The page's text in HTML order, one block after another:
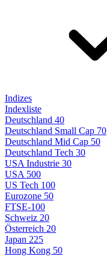
Indizes
Indexliste
Deutschland 40
Deutschland Small Cap 70
Deutschland Mid Cap 50
Deutschland Tech 30
USA Industrie 30
USA 500
US Tech 100
Eurozone 50
FTSE-100
Schweiz 20
Österreich 20
Japan 225
Hong Kong 50